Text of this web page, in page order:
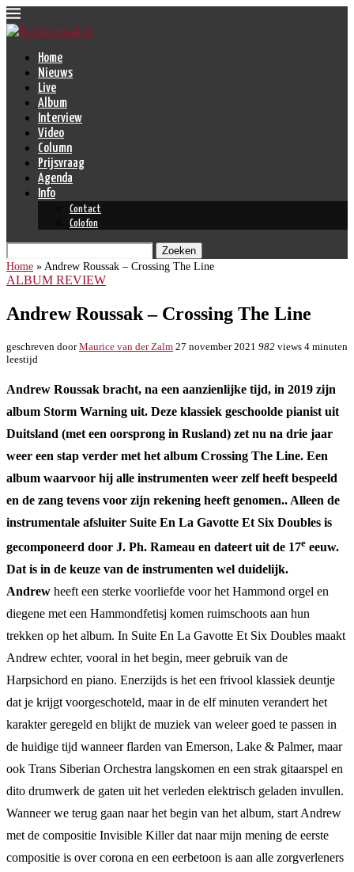
Home
Nieuws
Live
Album
Interview
Video
Column
Prijsvraag
Agenda
Info
Contact
Colofon
Zoeken
Home » Andrew Roussak – Crossing The Line
ALBUM REVIEW
Andrew Roussak – Crossing The Line
geschreven doorMaurice van der Zalm 27 november 2021 982 views 4 minuten
leestijd
Andrew Roussak bracht, na een aanzienlijke tijd, in 2019 zijn
album Storm Warning uit. Deze klassiek geschoolde pianist uit
Duitsland (met een oorsprong in Rusland) zet nu na drie jaar
weer een stap verder met het album Crossing The Line. Een
album waarvoor hij alle instrumenten weer zelf heeft bespeeld
en de zang tevens voor zijn rekening heeft genomen.. Alleen de
instrumentale afsluiter Suite En La Gavotte Et Six Doubles is
gecomponeerd door J. Ph. Rameau en dateert uit de 17e eeuw.
Dat is in de keuze van de instrumenten wel duidelijk.
Andrew heeft een sterke voorliefde voor het Hammond orgel en
diegene met een Hammondfetisj komen ruimschoots aan hun
trekken op het album. In Suite En La Gavotte Et Six Doubles maakt
Andrew echter, vooral in het begin, meer gebruik van de
Harpsichord en piano. Enerzijds is het een frivool klassiek deuntje
dat je krijgt voorgeschoteld, maar in de elf minuten verandert het
karakter geregeld en blijkt de muziek van weleer goed te passen in
de huidige tijd wanneer flarden van Emerson, Lake & Palmer, maar
ook Trans Siberian Orchestra langskomen en een strak gitaarspel en
dito drumwerk de gaten uit het verleden elektrisch geladen invullen.
Wanneer we terug gaan naar het begin van het album, start Andrew
met de compositie Invisible Killer dat naar mijn mening de eerste
compositie is over corona en een eerbetoon is aan alle zorgverleners